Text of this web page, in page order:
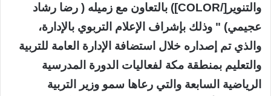
والتنوير[/COLOR]) بالتعاون مع زميله ( رضا رشاد
عجيمي) " وذلك بإشراف الإعلام التربوي بالإدارة،
والذي تم إصداره خلال استضافة الإدارة العامة للتربية
والتعليم بمنطقة مكة لفعاليات الدورة المدرسية
الرياضية السابعة والتي رعاها سمو وزير التربية